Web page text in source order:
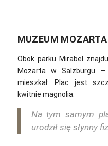
MUZEUM MOZARTA
Obok parku Mirabel
Mozarta w Salzburgu
mieszkał. Plac jest
kwitnie magnolia.
Na tym samym
urodził się słynny